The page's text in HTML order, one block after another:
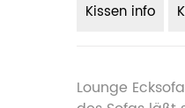
Lounge
Kissen info